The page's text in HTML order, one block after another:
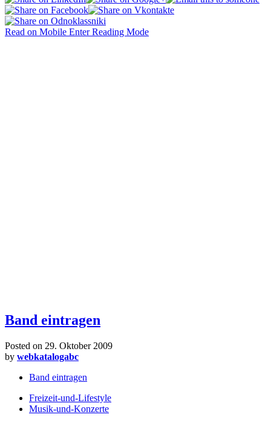
Read on Mobile Enter Reading Mode
Band eintragen
Posted on 29. Oktober 2009
by webkatalogabc
Band eintragen
Freizeit-und-Lifestyle
Musik-und-Konzerte